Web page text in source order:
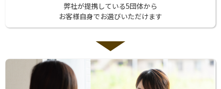
弊社が提携している5団体から
お客様自身でお選びいただけます